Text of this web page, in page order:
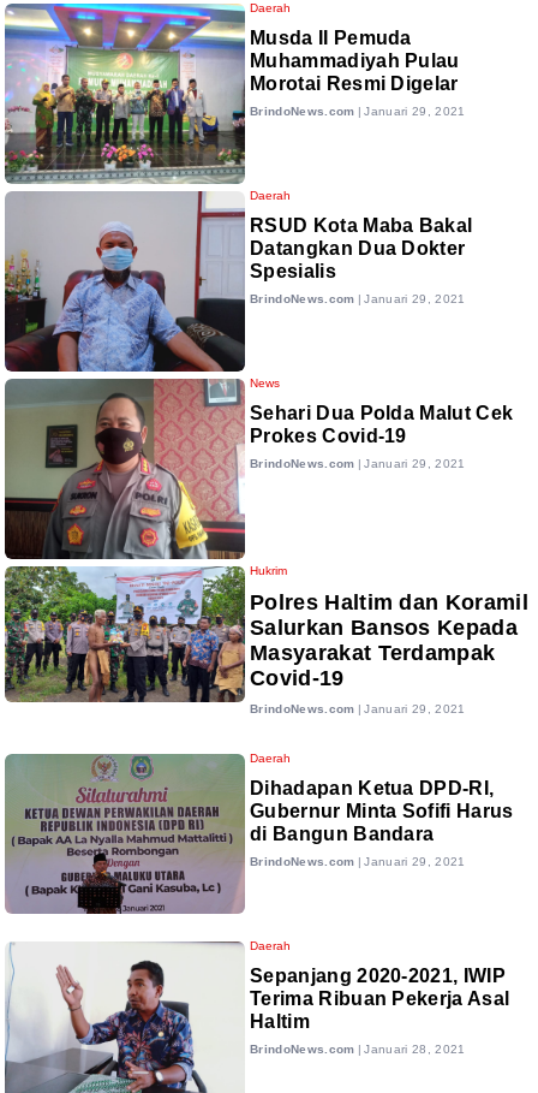
Daerah
Musda II Pemuda
Muhammadiyah Pulau
Morotai Resmi Digelar
BrindoNews.com | Januari 29, 2021
Daerah
RSUD Kota Maba Bakal
Datangkan Dua Dokter
Spesialis
BrindoNews.com | Januari 29, 2021
News
Sehari Dua Polda Malut Cek
Prokes Covid-19
BrindoNews.com | Januari 29, 2021
Hukrim
Polres Haltim dan Koramil
Salurkan Bansos Kepada
Masyarakat Terdampak
Covid-19
BrindoNews.com | Januari 29, 2021
Daerah
Dihadapan Ketua DPD-RI,
Gubernur Minta Sofifi Harus
di Bangun Bandara
BrindoNews.com | Januari 29, 2021
Daerah
Sepanjang 2020-2021, IWIP
Terima Ribuan Pekerja Asal
Haltim
BrindoNews.com | Januari 28, 2021